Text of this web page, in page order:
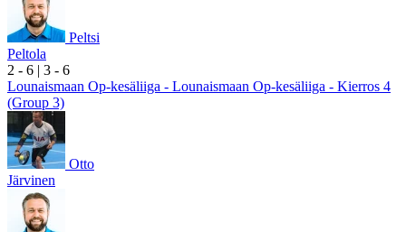
Peltsi
Peltola
2 - 6 | 3 - 6
Lounaismaan Op-kesäliiga - Lounaismaan Op-kesäliiga - Kierros 4
(Group 3)
Otto
Järvinen